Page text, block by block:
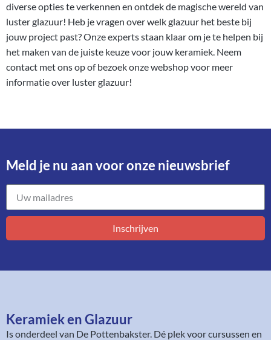
diverse opties te verkennen en ontdek de magische wereld van
luster glazuur! Heb je vragen over welk glazuur het beste bij
jouw project past? Onze experts staan klaar om je te helpen bij
het maken van de juiste keuze voor jouw keramiek. Neem
contact met ons op of bezoek onze webshop voor meer
informatieover luster glazuur!
Meld je nu aan voor onze nieuwsbrief​
Inschrijven
Keramiek en Glazuur​
Is onderdeel van De Pottenbakster. Dé plek voor cursussen en